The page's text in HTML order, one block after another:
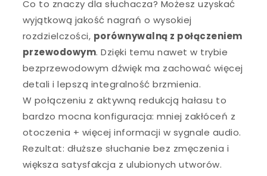
Co to znaczy dla słuchacza? Możesz uzyskać
wyjątkową jakość nagrań o wysokiej
rozdzielczości, porównywalną z połączeniem
przewodowym. Dzięki temu nawet w trybie
bezprzewodowym dźwięk ma zachować więcej
detali i lepszą integralność brzmienia.
W połączeniu z aktywną redukcją hałasu to
bardzo mocna konfiguracja: mniej zakłóceń z
otoczenia + więcej informacji w sygnale audio.
Rezultat: dłuższe słuchanie bez zmęczenia i
większa satysfakcja z ulubionych utworów.